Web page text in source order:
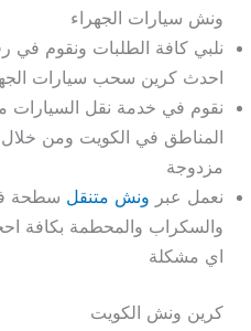
ونش سيارات الجهراء
نلبي كافة الطلبات ونقوم في
احدث كرين سحب سيارات
نقوم في خدمة نقل السيارات
المناطق في الكويت ومن
مزدوجة
نعمل عبر ونش متنقل سطحة
والسكراب والمحطمة بكافة
اي مشكلة
كرين ونش الكويت